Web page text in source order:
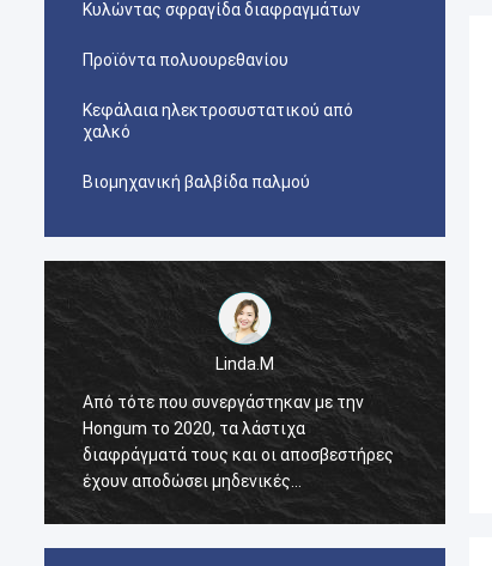
Κυλώντας σφραγίδα διαφραγμάτων
Προϊόντα πολυουρεθανίου
Κεφάλαια ηλεκτροσυστατικού από
χαλκό
Βιομηχανική βαλβίδα παλμού
Linda.M
Από τότε που συνεργάστηκαν με την
Hongum το 2020, τα λάστιχα
διαφράγματά τους και οι αποσβεστήρες
έχουν αποδώσει μηδενικές
αποτυχίες.διασφάλιση αδιάλειπτης